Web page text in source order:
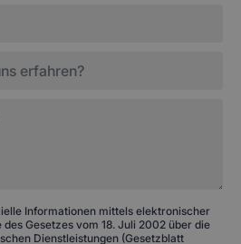
Informationen mittels elektronischer
Gesetzes vom 18. Juli 2002 über die
Dienstleistungen (Gesetzblatt